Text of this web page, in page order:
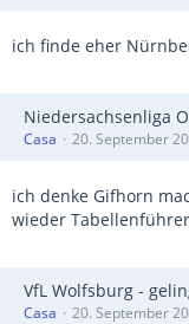
ich finde eher
Niedersachsenliga
Casa 20. September
ich denke Gifhorn
wieder
VfL Wolfsburg -
Casa 20. September